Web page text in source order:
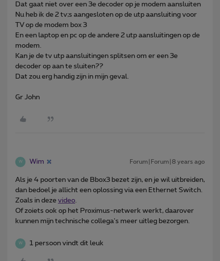
Dat gaat niet over een 3e decoder op je modem aansluiten
Nu heb ik de 2 tv;s aangesloten op de utp aansluiting voor
TV op de modem box 3
En een laptop en pc op de andere 2 utp aansluitingen op de
modem.
Kan je de tv utp aansluitingen splitsen om er een 3e
decoder op aan te sluiten??
Dat zou erg handig zijn in mijn geval.
Gr John
W Wim Forum|Forum|8 years ago
Als je 4 poorten van de Bbox3 bezet zijn, en je wil uitbreiden,
dan bedoel je allicht een oplossing via een Ethernet Switch.
Zoals in deze video
Of zoiets ook op het Proximus-netwerk werkt, daarover
kunnen mijn technische collega's meer uitleg bezorgen.
W 1 persoon vindt dit leuk